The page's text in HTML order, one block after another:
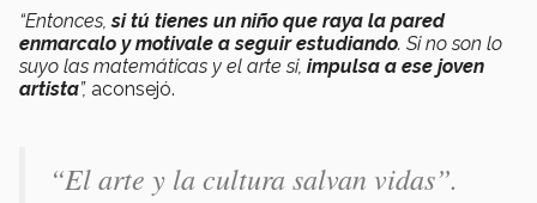
“Entonces,si tú tienes un niño que raya la pared
enmarcalo y motivale a seguir estudiando. Si no son lo
suyo las matemáticas y el arte si, impulsa a ese joven
artista”, aconsejó.
“El arte y la cultura salvan vidas”.